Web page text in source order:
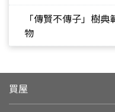
「傳賢不傳子」樹
物
買屋